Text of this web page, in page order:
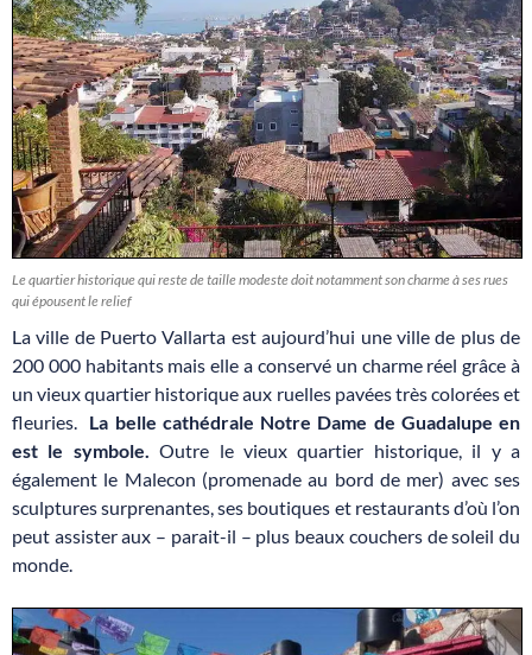
Le quartier historique qui reste de taille modeste doit notamment son charme à ses rues
qui épousent le relief
La ville de Puerto Vallarta est aujourd’hui une ville de plus de
200 000 habitants mais elle a conservé un charme réel grâce à
un vieux quartier historique aux ruelles pavées très colorées et
fleuries. La belle cathédrale Notre Dame de Guadalupe en
est le symbole. Outre le vieux quartier historique, il y a
également le Malecon (promenade au bord de mer) avec ses
sculptures surprenantes, ses boutiques et restaurants d’où l’on
peut assister aux – parait-il – plus beaux couchers de soleil du
monde.